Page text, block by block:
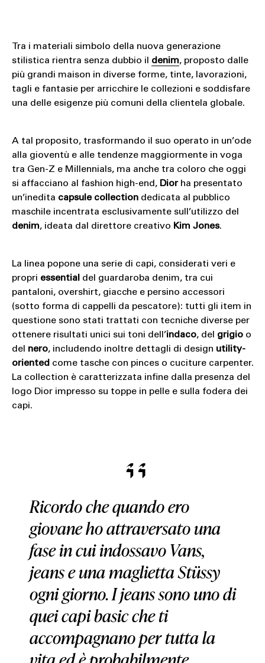
Tra i materiali simbolo della nuova generazione
stilistica rientra senza dubbio il denim, proposto dalle
più grandi maison in diverse forme, tinte, lavorazioni,
tagli e fantasie per arricchire le collezioni e soddisfare
una delle esigenze più comuni della clientela globale.
A tal proposito, trasformando il suo operato in un’ode
alla gioventù e alle tendenze maggiormente in voga
tra Gen-Z e Millennials, ma anche tra coloro che oggi
si affacciano al fashion high-end, Diorha presentato
un’inedita capsule collectiondedicata al pubblico
maschile incentrata esclusivamente sull’utilizzo del
denim, ideata dal direttore creativo Kim Jones.
La linea popone una serie di capi, considerati veri e
propri essentialdel guardaroba denim, tra cui
pantaloni, overshirt, giacche e persino accessori
(sotto forma di cappelli da pescatore): tutti gli item in
questione sono stati trattati con tecniche diverse per
ottenere risultati unici sui toni dell’indaco, del grigioo
del nero, includendo inoltre dettagli di design utility-
orientedcome tasche con pinces o cuciture carpenter.
La collection è caratterizzata infine dalla presenza del
logo Dior impresso su toppe in pelle e sulla fodera dei
capi.
Ricordo che quando ero
giovane ho attraversato una
fase in cui indossavo Vans,
jeans e una maglietta Stüssy
ogni giorno. I jeans sono uno di
quei capi basic che ti
accompagnano per tutta la